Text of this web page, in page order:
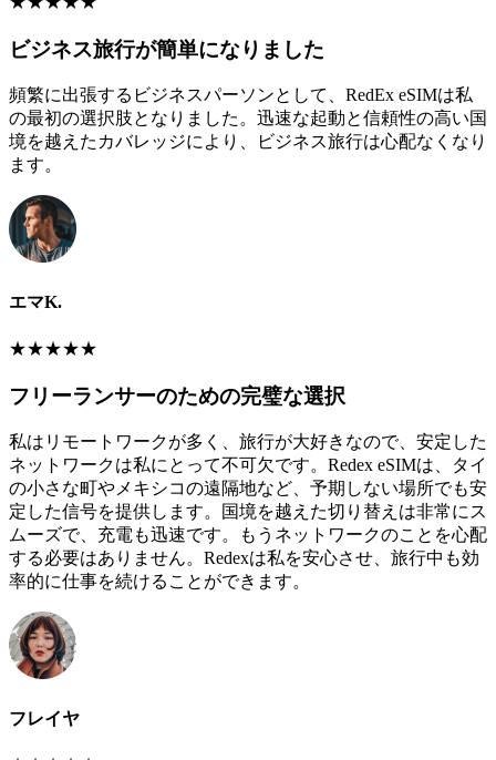
ビジネス旅行が簡単になりました
頻繁に出張するビジネスパーソンとして、RedEx eSIMは私
の最初の選択肢となりました。迅速な起動と信頼性の高い国
境を越えたカバレッジにより、ビジネス旅行は心配なくなり
ます。
エマK.
★★★★★
フリーランサーのための完璧な選択
私はリモートワークが多く、旅行が大好きなので、安定した
ネットワークは私にとって不可欠です。Redex eSIMは、タイ
の小さな町やメキシコの遠隔地など、予期しない場所でも安
定した信号を提供します。国境を越えた切り替えは非常にス
ムーズで、充電も迅速です。もうネットワークのことを心配
する必要はありません。Redexは私を安心させ、旅行中も効
率的に仕事を続けることができます。
フレイヤ